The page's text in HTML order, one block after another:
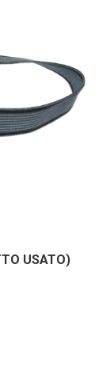
USATO)